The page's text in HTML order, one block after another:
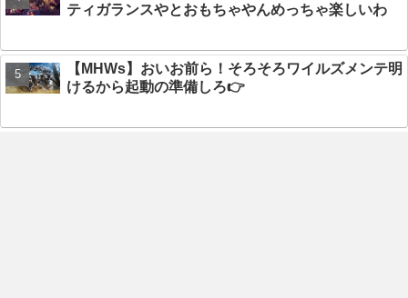
ティガランスやとおもちゃやんめっちゃ楽しいわ
【MHWs】おいお前ら！そろそろワイルズメンテ明
けるから起動の準備しろ👉